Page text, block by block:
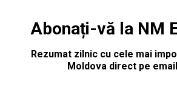
Abonați-vă la NM
Rezumat zilnic cu cele mai
Moldova direct pe